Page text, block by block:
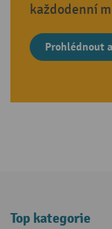
každodenní
Prohlédnout
Top kategorie